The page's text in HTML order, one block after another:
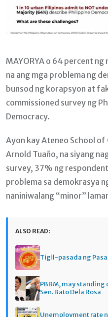
MAYORYA o 64 percent ng
na ang mga problema ng
bunsod ng korapsyon at
commissioned survey ng
Democracy.
Ayon kay Ateneo School
Arnold Tuaño, na siyang
survey, 37% ng
problema sa demokrasya
naniniwalang “minor”
ALSO READ:
Tigil-pasada ng
PBBM, may standing
Sen. Bato Dela Rosa
Unemployment rate